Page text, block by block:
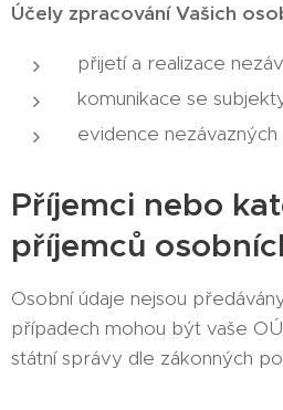
Účely zpracování Vašich
přijetí a realizace
komunikace se
evidence
Příjemci nebo
příjemců
Osobní údaje nejsou
případech mohou být vaše
státní správy dle zákonných